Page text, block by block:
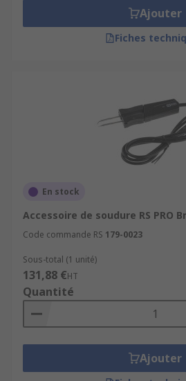
Ajouter
Fiches
En stock
Accessoire de soudure RS PRO
Code commande RS 179-0023
Sous-total (1 unité)
131,88 €HT
Quantité
Ajouter